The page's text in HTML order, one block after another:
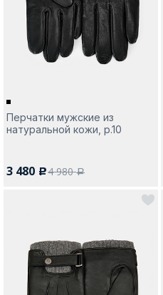
Перчатки мужские из
натуральной кожи, р.10
3 480 c4 980a